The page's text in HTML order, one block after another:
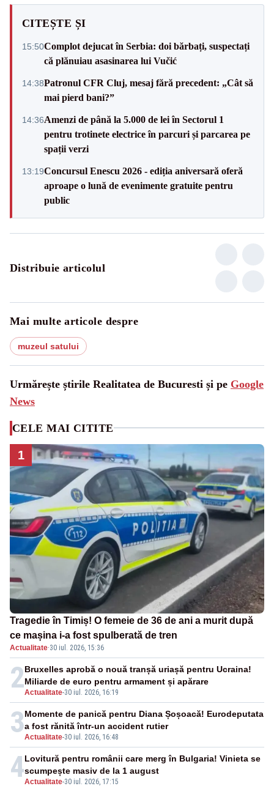
CITEȘTE ȘI
15:50Complot dejucat în Serbia: doi bărbați, suspectați
că plănuiau asasinarea lui Vučić
14:38Patronul CFR Cluj, mesaj fără precedent: „Cât să
mai pierd bani?”
14:36Amenzi de până la 5.000 de lei în Sectorul 1
pentru trotinete electrice în parcuri și parcarea pe
spații verzi
13:19Concursul Enescu 2026 - ediția aniversară oferă
aproape o lună de evenimente gratuite pentru
public
Distribuie articolul
Mai multe articole despre
muzeul satului
Urmărește știrile Realitatea de Bucuresti și pe Google
News
CELE MAI CITITE
1
Tragedie în Timiș! O femeie de 36 de ani a murit după
ce mașina i-a fost spulberată de tren
Actualitate·30 iul. 2026, 15:36
2Actualitate-30 iul. 2026, 16:19
Bruxelles aprobă o nouă tranșă uriașă pentru Ucraina!
Miliarde de euro pentru armament și apărare
3Actualitate-30 iul. 2026, 16:48
Momente de panică pentru Diana Șoșoacă! Eurodeputata
a fost rănită într-un accident rutier
4Actualitate-30 iul. 2026, 17:15
Lovitură pentru românii care merg în Bulgaria! Vinieta se
scumpește masiv de la 1 august